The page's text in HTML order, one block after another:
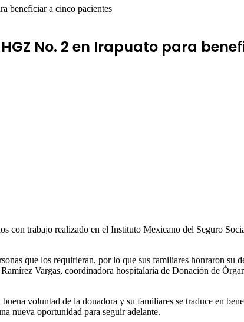
beneficiar a cinco pacientes
No. 2 en Irapuato para
con trabajo realizado en el Instituto Mexicano del Seguro
que los requirieran, por lo que sus familiares honraron
Vargas, coordinadora hospitalaria de Donación de
voluntad de la donadora y su familiares se traduce en
nueva oportunidad para seguir adelante.